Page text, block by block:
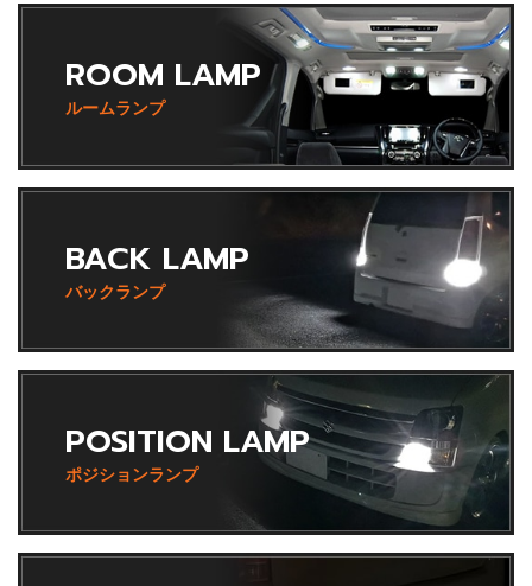
ROOM LAMP
ルームランプ
BACK LAMP
バックランプ
POSITION LAMP
ポジションランプ